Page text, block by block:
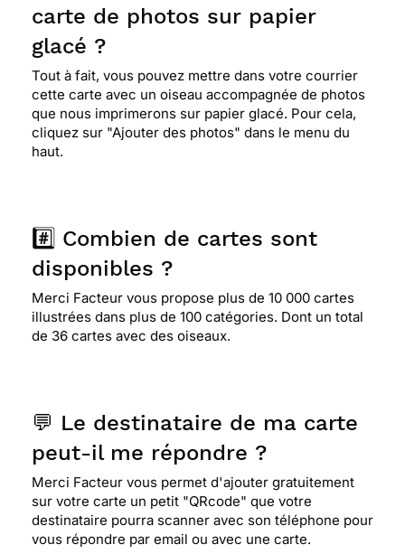
carte de photos sur papier
glacé ?
Tout à fait, vous pouvez mettre dans votre courrier
cette carte avec un oiseau accompagnée de photos
que nous imprimerons sur papier glacé. Pour cela,
cliquez sur "Ajouter des photos" dans le menu du
haut.
#️⃣ Combien de cartes sont
disponibles ?
Merci Facteur vous propose plus de 10 000 cartes
illustrées dans plus de 100 catégories. Dont un total
de 36 cartes avec des oiseaux.
💬 Le destinataire de ma carte
peut-il me répondre ?
Merci Facteur vous permet d'ajouter gratuitement
sur votre carte un petit "QRcode" que votre
destinataire pourra scanner avec son téléphone pour
vous répondre par email ou avec une carte.